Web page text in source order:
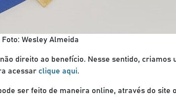
Foto: Wesley Almeida
direito ao benefício. Nesse sentido, criamos
acessar clique aqui.
ser feito de maneira online, através do site